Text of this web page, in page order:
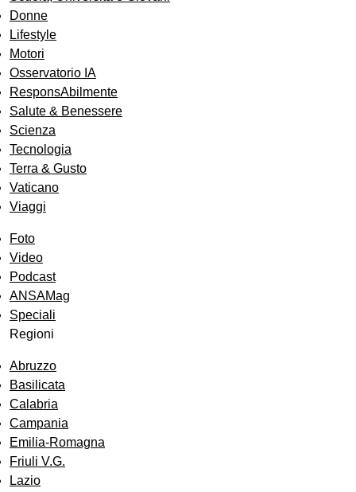
Donne
Lifestyle
Motori
Osservatorio IA
ResponsAbilmente
Salute & Benessere
Scienza
Tecnologia
Terra & Gusto
Vaticano
Viaggi
Foto
Video
Podcast
ANSAMag
Speciali
Regioni
Abruzzo
Basilicata
Calabria
Campania
Emilia-Romagna
Friuli V.G.
Lazio